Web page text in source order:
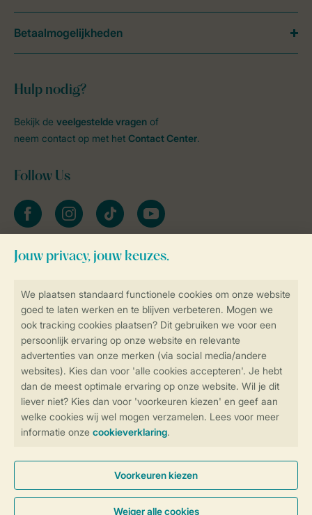
Controle over jouw gegevens &
Instellingen wijzigen
Veilig en snel online boeken
Veilige gegevensoverdracht
Veilige betaling
Hulp nodig?
Bekijk de veelgestelde vragen of
neem contact op met het Contact Center.
Follow Us
facebookinstagramtiktok youtube
Blijf op de hoogte
Betaalmogelijkheden